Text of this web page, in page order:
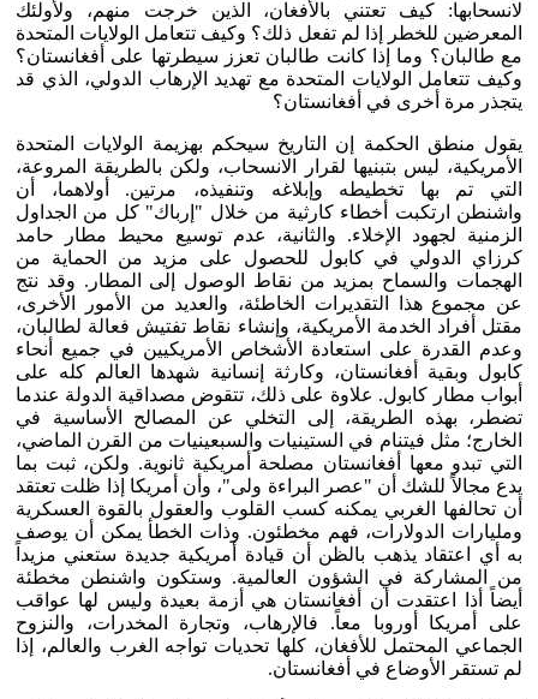
لانسحابها: كيف تعتني بالأفغان، الذين خرجت منهم، ولأولئك
المعرضين للخطر إذا لم تفعل ذلك؟ وكيف تتعامل الولايات المتحدة
مع طالبان؟ وما إذا كانت طالبان تعزز سيطرتها على أفغانستان؟
وكيف تتعامل الولايات المتحدة مع تهديد الإرهاب الدولي، الذي قد
يتجذر مرة أخرى في أفغانستان؟
يقول منطق الحكمة إن التاريخ سيحكم بهزيمة الولايات المتحدة
الأمريكية، ليس بتبنيها لقرار الانسحاب، ولكن بالطريقة المروعة،
التي تم بها تخطيطه وإبلاغه وتنفيذه، مرتين. أولاهما، أن
واشنطن ارتكبت أخطاء كارثية من خلال "إرباك" كل من الجداول
الزمنية لجهود الإخلاء. والثانية، عدم توسيع محيط مطار حامد
كرزاي الدولي في كابول للحصول على مزيد من الحماية من
الهجمات والسماح بمزيد من نقاط الوصول إلى المطار. وقد نتج
عن مجموع هذا التقديرات الخاطئة، والعديد من الأمور الأخرى،
مقتل أفراد الخدمة الأمريكية، وإنشاء نقاط تفتيش فعالة لطالبان،
وعدم القدرة على استعادة الأشخاص الأمريكيين في جميع أنحاء
كابول وبقية أفغانستان، وكارثة إنسانية شهدها العالم كله على
أبواب مطار كابول. علاوة على ذلك، تتقوض مصداقية الدولة عندما
تضطر، بهذه الطريقة، إلى التخلي عن المصالح الأساسية في
الخارج؛ مثل فيتنام في الستينيات والسبعينيات من القرن الماضي،
التي تبدو معها أفغانستان مصلحة أمريكية ثانوية. ولكن، ثبت بما
يدع مجالاً للشك أن "عصر البراءة ولى"، وأن أمريكا إذا ظلت تعتقد
أن تحالفها الغربي يمكنه كسب القلوب والعقول بالقوة العسكرية
ومليارات الدولارات، فهم مخطئون. وذات الخطأ يمكن أن يوصف
به أي اعتقاد يذهب بالظن أن قيادة أمريكية جديدة ستعني مزيداً
من المشاركة في الشؤون العالمية. وستكون واشنطن مخطئة
أيضاً أذا اعتقدت أن أفغانستان هي أزمة بعيدة وليس لها عواقب
على أمريكا أوروبا معاً. فالإرهاب، وتجارة المخدرات، والنزوح
الجماعي المحتمل للأفغان، كلها تحديات تواجه الغرب والعالم، إذا
لم تستقر الأوضاع في أفغانستان.